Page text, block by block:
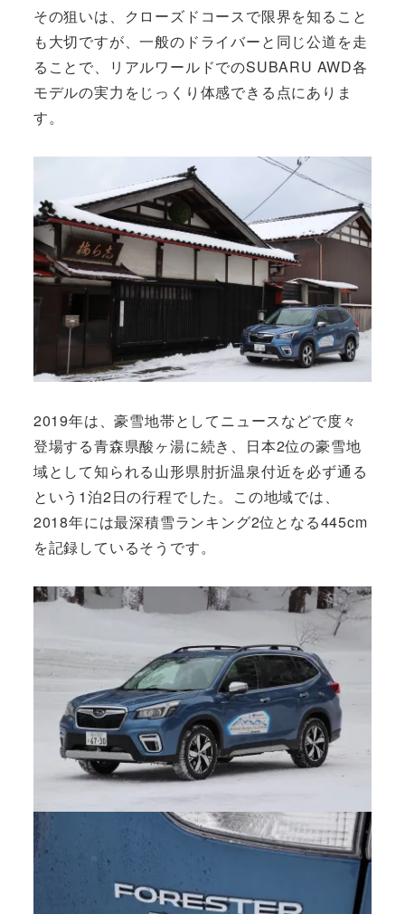
その狙いは、クローズドコースで限界を知ること
も大切ですが、一般のドライバーと同じ公道を走
ることで、リアルワールドでのSUBARU AWD各
モデルの実力をじっくり体感できる点にありま
す。
2019年は、豪雪地帯としてニュースなどで度々
登場する青森県酸ヶ湯に続き、日本2位の豪雪地
域として知られる山形県肘折温泉付近を必ず通る
という1泊2日の行程でした。この地域では、
2018年には最深積雪ランキング2位となる445cm
を記録しているそうです。